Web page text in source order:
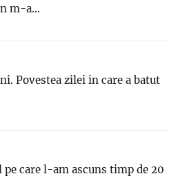
m-a...
Povestea zilei in care a batut
care l-am ascuns timp de 20